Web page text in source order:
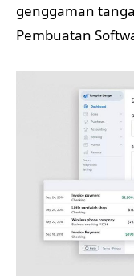
genggaman
Pembuatan